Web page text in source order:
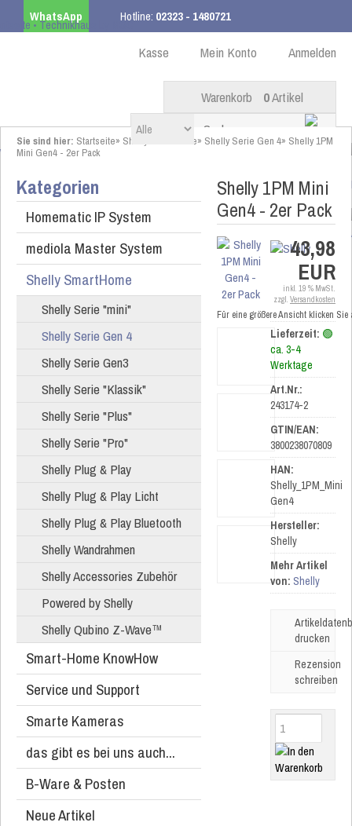
WhatsApp Hotline: 02323 - 1480721
ab 99,00 € innerhalb DE Anmelden
Mein Konto
Kasse
Warenkorb 0Artikel
Sie sind hier: Startseite» Shelly SmartHome» Shelly Serie Gen 4» Shelly 1PM
Mini Gen4 - 2er Pack
Kategorien
Homematic IP System
mediola Master System
Shelly SmartHome
Shelly Serie "mini"
Shelly Serie Gen 4
Shelly Serie Gen3
Shelly Serie "Klassik"
Shelly Serie "Plus"
Shelly Serie "Pro"
Shelly Plug & Play
Shelly Plug & Play Licht
Shelly Plug & Play Bluetooth
Shelly Wandrahmen
Shelly Accessories Zubehör
Powered by Shelly
Shelly Qubino Z-Wave™
Smart-Home KnowHow
Service und Support
Smarte Kameras
das gibt es bei uns auch...
B-Ware & Posten
Neue Artikel
Shelly 1PM Mini
Gen4 - 2er Pack
Für eine größere Ansicht klicken
43,98
EUR
inkl. 19 % MwSt.
zzgl. Versandkosten
Lieferzeit: 🟢
ca. 3-4
Werktage
Art.Nr.:
243174-2
GTIN/EAN:
3800238070809
HAN:
Shelly_1PM_Mini
Gen4
Hersteller:
Shelly
Mehr Artikel
von: Shelly
drucken
Rezension
schreiben